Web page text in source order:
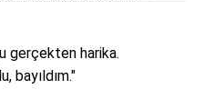
gerçekten harika.
bayıldım."